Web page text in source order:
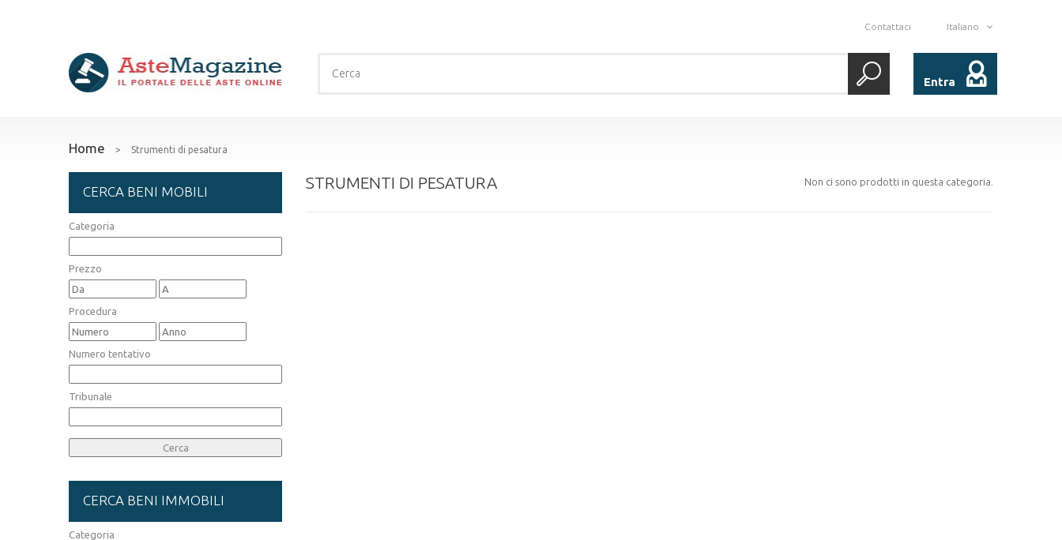
Italiano
Contattaci
Entra
Home > Strumenti di pesatura
CERCA BENI MOBILI
Categoria
Prezzo
Procedura
Numero tentativo
Tribunale
CERCA BENI IMMOBILI
Categoria
STRUMENTI DI PESATURA Non ci sono prodotti in questa categoria.